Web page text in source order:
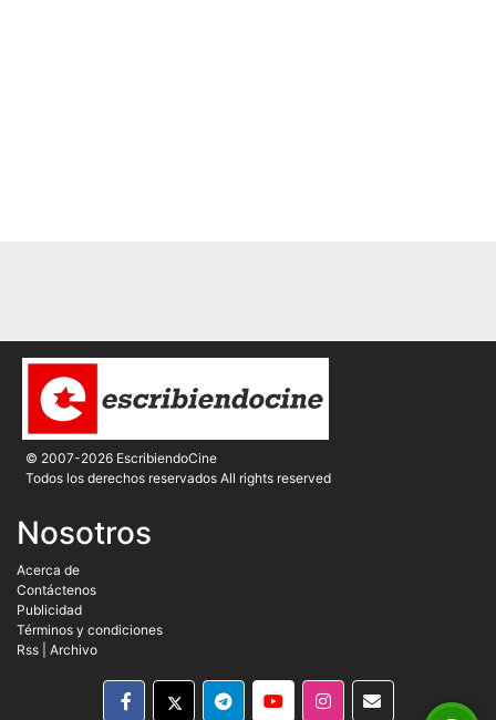
© 2007-2026 EscribiendoCine
Todos los derechos reservados All rights reserved
Nosotros
Acerca de
Contáctenos
Publicidad
Términos y condiciones
Rss
Archivo